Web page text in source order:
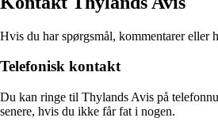
Hvis du har spørgsmål, kommentarer eller
Telefonisk kontakt
Du kan ringe til Thylands Avis på
senere, hvis du ikke får fat i nogen.